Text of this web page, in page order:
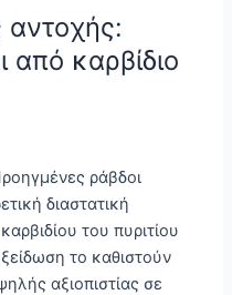
αντοχής:
από καρβίδιο
ράβδοι
διαστατική
του πυριτίου
το καθιστούν
αξιοπιστίας σε